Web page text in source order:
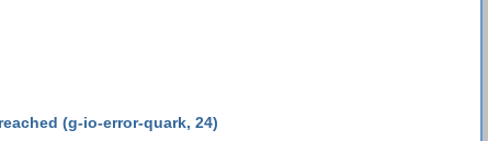
(g-io-error-quark, 24)